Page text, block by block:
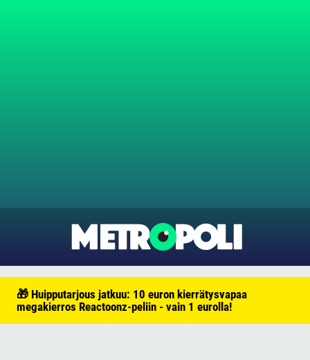
🎁 Huipputarjous jatkuu: 10 euron kierrätysvapaa
megakierros Reactoonz-peliin - vain 1 eurolla!